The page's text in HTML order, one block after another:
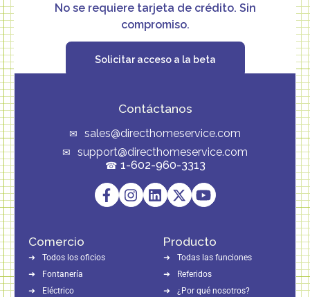
No se requiere tarjeta de crédito. Sin
compromiso.
Solicitar acceso a la beta
Contáctanos
sales@directhomeservice.com
support@directhomeservice.com
1-602-960-3313
Producto
Todas las funciones
Referidos
¿Por qué nosotros?
Comercio
Todos los oficios
Fontanería
Eléctrico